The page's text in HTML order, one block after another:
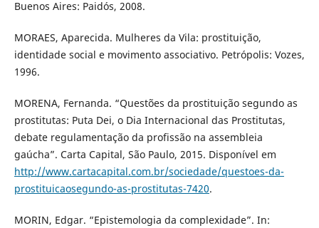
Buenos Aires: Paidós, 2008.
MORAES, Aparecida. Mulheres da Vila: prostituição,
identidade social e movimento associativo. Petrópolis: Vozes,
1996.
MORENA, Fernanda. “Questões da prostituição segundo as
prostitutas: Puta Dei, o Dia Internacional das Prostitutas,
debate regulamentação da profissão na assembleia
gaúcha”. Carta Capital, São Paulo, 2015. Disponível em
http://www.cartacapital.com.br/sociedade/questoes-da-
prostituicaosegundo-as-prostitutas-7420.
MORIN, Edgar. “Epistemologia da complexidade”. In: